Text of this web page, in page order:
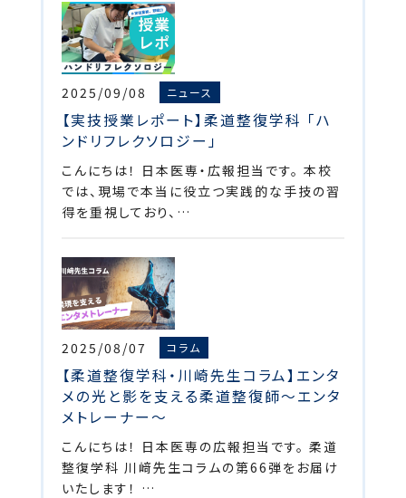
2025/09/08 ニュース
【実技授業レポート】柔道整復学科 「ハ
ンドリフレクソロジー」
こんにちは！ 日本医専・広報担当です。 本校
では、現場で本当に役立つ実践的な手技の習
得を重視しており、…
2025/08/07 コラム
【柔道整復学科・川崎先生コラム】エンタ
メの光と影を支える柔道整復師～エンタ
メトレーナー～
こんにちは！ 日本医専の広報担当です。 柔道
整復学科 川﨑先生コラムの第66弾をお届け
いたします！ …